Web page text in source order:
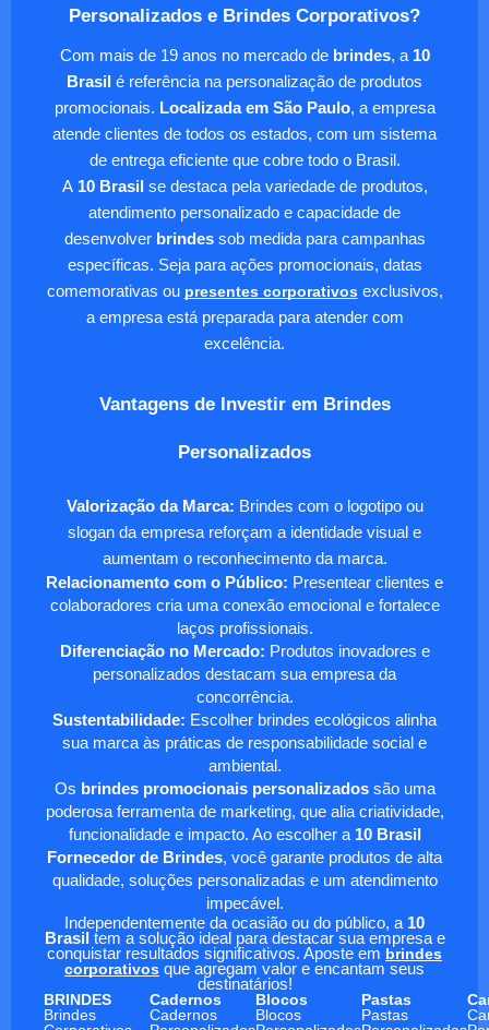
Personalizados e Brindes Corporativos?
Com mais de 19 anos no mercado de brindes, a 10
Brasil é referência na personalização de produtos
promocionais. Localizada em São Paulo, a empresa
atende clientes de todos os estados, com um sistema
de entrega eficiente que cobre todo o Brasil.
A10 Brasilse destaca pela variedade de produtos,
atendimento personalizado e capacidade de
desenvolver brindessob medida para campanhas
específicas. Seja para ações promocionais, datas
comemorativas ou presentes corporativosexclusivos,
a empresa está preparada para atender com
excelência.
Vantagens de Investir em Brindes
Personalizados
Valorização da Marca: Brindes com o logotipo ou
slogan da empresa reforçam a identidade visual e
aumentam o reconhecimento da marca.
Relacionamento com o Público: Presentear clientes e
colaboradores cria uma conexão emocional e fortalece
laços profissionais.
Diferenciação no Mercado: Produtos inovadores e
personalizados destacam sua empresa da
concorrência.
Sustentabilidade: Escolher brindes ecológicos alinha
sua marca às práticas de responsabilidade social e
ambiental.
Os brindes promocionais personalizadossão uma
poderosa ferramenta de marketing, que alia criatividade,
funcionalidade e impacto. Ao escolher a 10 Brasil
Fornecedor de Brindes, você garante produtos de alta
qualidade, soluções personalizadas e um atendimento
impecável.
Independentemente da ocasião ou do público, a 10
Brasil tem a solução ideal para destacar sua empresa e
conquistar resultados significativos. Aposte em brindes
corporativos que agregam valor e encantam seus
destinatários!
BRINDES
Cadernos Blocos Pastas
Brindes
Cadernos
Blocos
Pastas